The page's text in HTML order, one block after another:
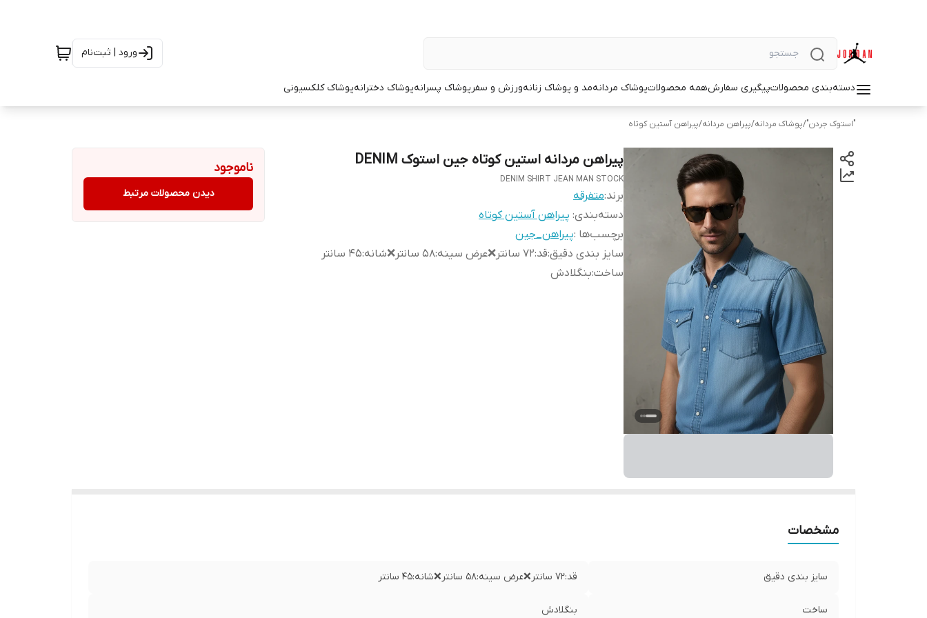
ورود | ثبت‌نام
دسته‌بندی محصولاتپیگیری سفارشهمه محصولاتپوشاک مردانهمد و پوشاک زنانهورزش و سفرپوشاک پسرانهپوشاک دخترانهپوشاک کلکسیونی
"استوک جردن"/پوشاک مردانه/پیراهن مردانه/پیراهن آستین کوتاه
پیراهن مردانه استین کوتاه جین استوک DENIM
DENIM SHIRT JEAN MAN STOCK
برند:متفرقه
دسته‌بندی: پیراهن آستین کوتاه
برچسب‌ها :پیراهن_جین
سایز بندی دقیق:قد:۷۲ سانتر❌عرض سینه:۵۸ سانتر❌شانه:۴۵ سانتر
ساخت:بنگلادش
ناموجود
دیدن محصولات مرتبط
مشخصات
سایز بندی دقیق قد:۷۲ سانتر❌عرض سینه:۵۸ سانتر❌شانه:۴۵ سانتر
ساخت بنگلادش